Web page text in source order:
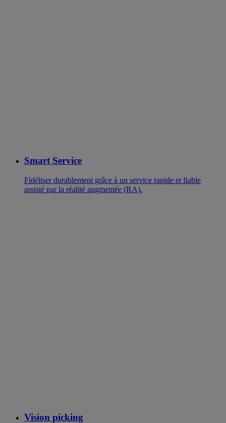
Smart Service
Fidéliser durablement grâce à un service rapide et fiable
assisté par la réalité augmentée (RA).
Vision picking